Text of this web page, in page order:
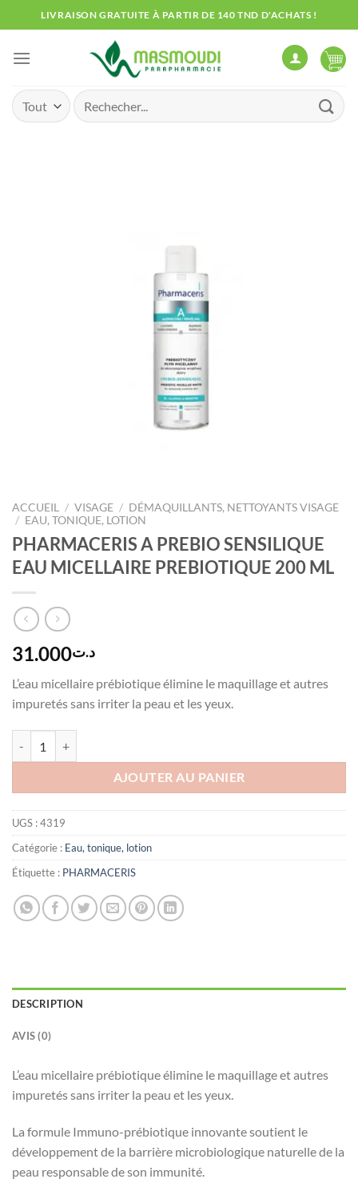
au
contenu
LIVRAISON GRATUITE À PARTIR DE 140 TND D'ACHATS !
Recherche
pour :
ACCUEIL / VISAGE / DÉMAQUILLANTS, NETTOYANTS VISAGE
/ EAU, TONIQUE, LOTION
PHARMACERIS A PREBIO SENSILIQUE
EAU MICELLAIRE PREBIOTIQUE 200 ML
د.ت31.000
L’eau micellaire prébiotique élimine le maquillage et autres
impuretés sans irriter la peau et les yeux.
AJOUTER AU PANIER
UGS :4319
Catégorie : Eau, tonique, lotion
Étiquette : PHARMACERIS
DESCRIPTION
AVIS (0)
L’eau micellaire prébiotique élimine le maquillage et autres
impuretés sans irriter la peau et les yeux.
La formule Immuno-prébiotique innovante soutient le
développement de la barrière microbiologique naturelle de la
peau responsable de son immunité.